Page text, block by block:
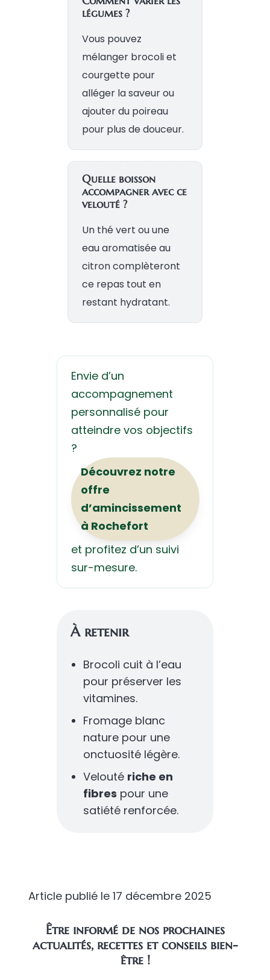
légumes ?
Vous pouvez
mélanger brocoli et
courgette pour
alléger la saveur ou
ajouter du poireau
pour plus de douceur.
Quelle boisson
accompagner avec ce
velouté ?
Un thé vert ou une
eau aromatisée au
citron complèteront
ce repas tout en
restant hydratant.
Envie d’un
accompagnement
personnalisé pour
atteindre vos objectifs
?
Découvrez notre
offre
d’amincissement
à Rochefort
et profitez d’un suivi
sur-mesure.
À retenir
Brocoli cuit à l’eau
pour préserver les
vitamines.
Fromage blanc
nature pour une
onctuosité légère.
Velouté riche en
fibres pour une
satiété renforcée.
Article publié le 17 décembre 2025
Être informé de nos prochaines
actualités, recettes et conseils bien-
être !